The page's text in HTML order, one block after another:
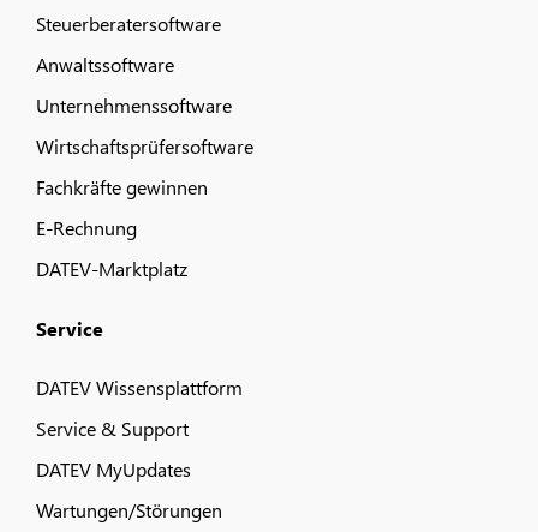
Steuerberatersoftware
Anwaltssoftware
Unternehmenssoftware
Wirtschaftsprüfersoftware
Fachkräfte gewinnen
E-Rechnung
DATEV-Marktplatz
Service
DATEV Wissensplattform
Service & Support
DATEV MyUpdates
Wartungen/Störungen